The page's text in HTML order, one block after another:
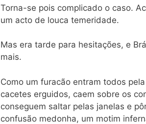
Torna-se pois complicado o caso.
um acto de louca temeridade.
Mas era tarde para hesitações, e
mais.
Como um furacão entram todos
cacetes erguidos, caem sobre os
conseguem saltar pelas janelas e
confusão medonha, um motim